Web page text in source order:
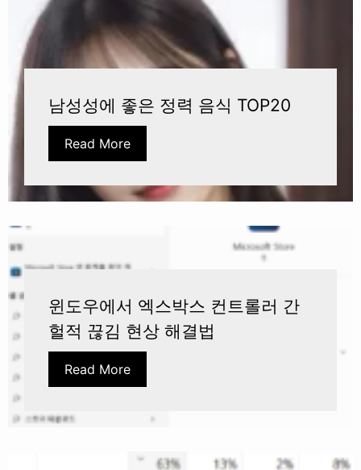
남성성에 좋은 정력 음식 TOP20
Read More
윈도우에서 엑스박스 컨트롤러 간
헐적 끊김 현상 해결법
Read More